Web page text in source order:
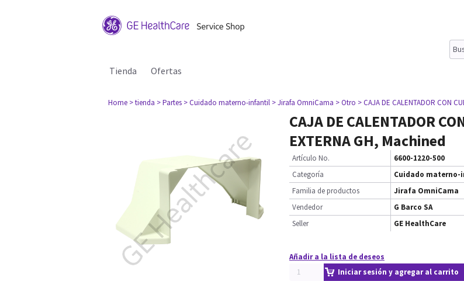
Tienda Ofertas
Home > tienda > Partes > Cuidado materno-infantil > Jirafa OmniCama > Otro > CAJA DE CALENTADOR CON
CAJA DE CALENTADOR
EXTERNA GH, Machined
Artículo No.
6600-1220-500
Categoría
Cuidado
Familia de productos
Jirafa OmniCama
Vendedor
G Barco SA
Seller
GE HealthCare
Añadir a la lista de deseos
Iniciar sesión y agregar al carrito